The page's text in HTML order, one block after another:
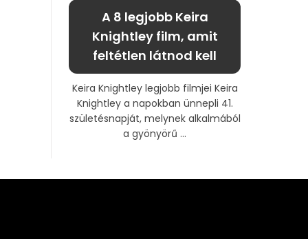
A 8 legjobb Keira
Knightley film, amit
feltétlen látnod kell
Keira Knightley legjobb filmjei Keira
Knightley a napokban ünnepli 41.
születésnapját, melynek alkalmából
a gyönyörű ...